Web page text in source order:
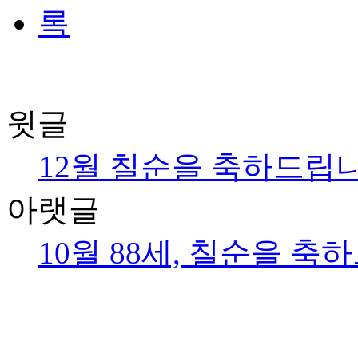
윗글
12월 칠순을 축하드립
아랫글
10월 88세, 칠순을 축